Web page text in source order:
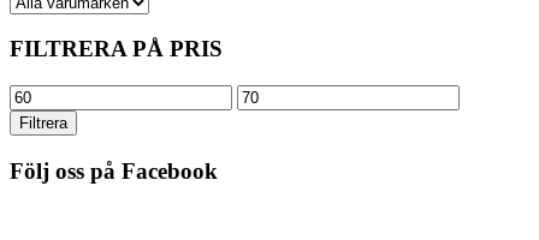
FILTRERA PÅ PRIS
Min
pris
Max
pris
Filtrera
Följ oss på Facebook